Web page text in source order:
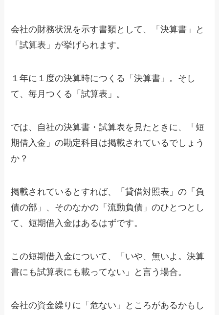
会社の財務状況を示す書類として、「決算書」と
「試算表」が挙げられます。
１年に１度の決算時につくる「決算書」。そし
て、毎月つくる「試算表」。
では、自社の決算書・試算表を見たときに、「短
期借入金」の勘定科目は掲載されているでしょう
か？
掲載されているとすれば、「貸借対照表」の「負
債の部」、そのなかの「流動負債」のひとつとし
て、短期借入金はあるはずです。
この短期借入金について、「いや、無いよ。決算
書にも試算表にも載ってない」と言う場合。
会社の資金繰りに「危ない」ところがあるかもし